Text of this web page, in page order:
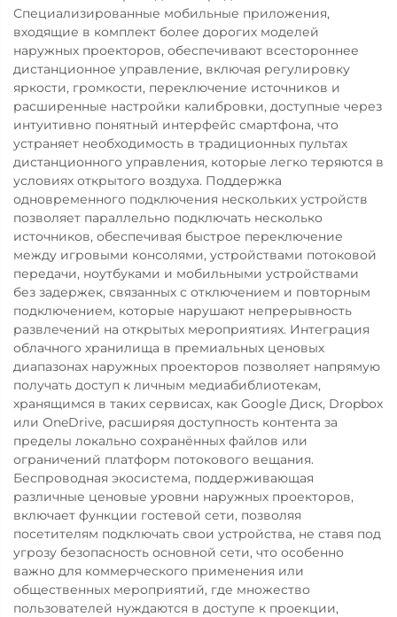
Специализированные мобильные приложения,
входящие в комплект более дорогих моделей
наружных проекторов, обеспечивают всестороннее
дистанционное управление, включая регулировку
яркости, громкости, переключение источников и
расширенные настройки калибровки, доступные через
интуитивно понятный интерфейс смартфона, что
устраняет необходимость в традиционных пультах
дистанционного управления, которые легко теряются в
условиях открытого воздуха. Поддержка
одновременного подключения нескольких устройств
позволяет параллельно подключать несколько
источников, обеспечивая быстрое переключение
между игровыми консолями, устройствами потоковой
передачи, ноутбуками и мобильными устройствами
без задержек, связанных с отключением и повторным
подключением, которые нарушают непрерывность
развлечений на открытых мероприятиях. Интеграция
облачного хранилища в премиальных ценовых
диапазонах наружных проекторов позволяет напрямую
получать доступ к личным медиабиблиотекам,
хранящимся в таких сервисах, как Google Диск, Dropbox
или OneDrive, расширяя доступность контента за
пределы локально сохранённых файлов или
ограничений платформ потокового вещания.
Беспроводная экосистема, поддерживающая
различные ценовые уровни наружных проекторов,
включает функции гостевой сети, позволяя
посетителям подключать свои устройства, не ставя под
угрозу безопасность основной сети, что особенно
важно для коммерческого применения или
общественных мероприятий, где множество
пользователей нуждаются в доступе к проекции,